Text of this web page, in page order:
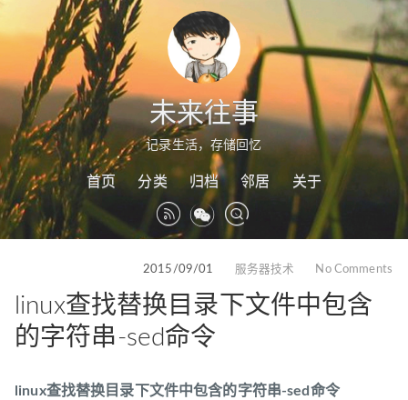
未来往事
记录生活，存储回忆
首页 分类 归档 邻居 关于
2015/09/01 服务器技术 No Comments
linux查找替换目录下文件中包含
的字符串-sed命令
linux查找替换目录下文件中包含的字符串-sed命令